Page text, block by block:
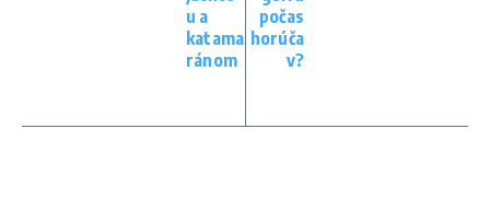
u a
katama
ránom
počas
horúča
v?